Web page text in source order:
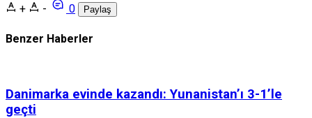
+
- 0 Paylaş
Benzer Haberler
Danimarka evinde kazandı: Yunanistan’ı 3-1’le
geçti